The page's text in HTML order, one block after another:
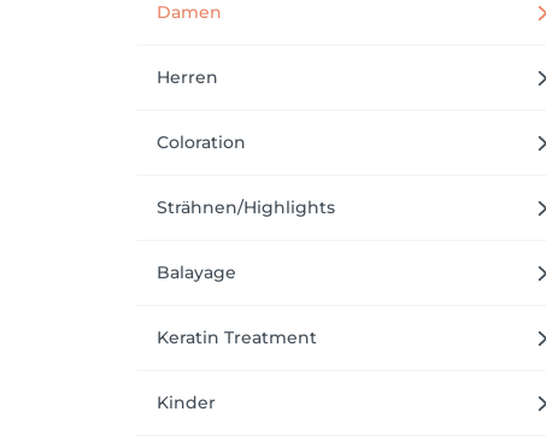
Damen
Herren
Coloration
Strähnen/Highlights
Balayage
Keratin Treatment
Kinder